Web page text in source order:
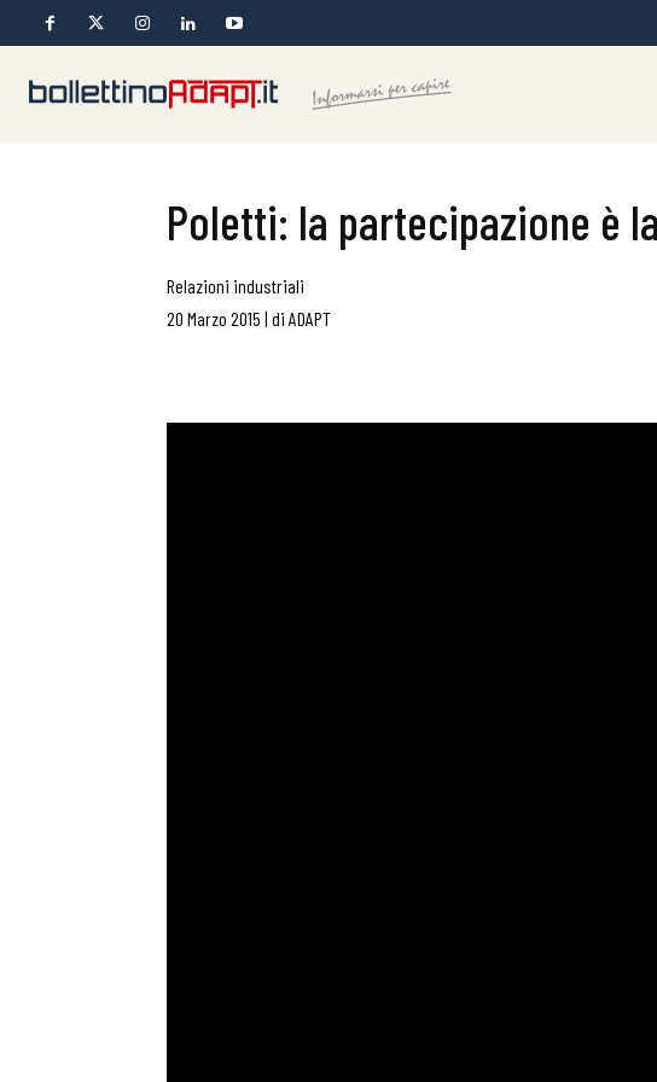
Poletti: la partecipazione è
Relazioni industriali
20 Marzo 2015 | di ADAPT